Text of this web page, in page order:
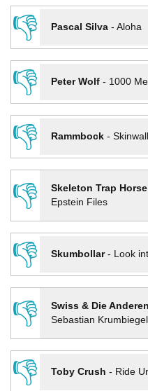
👎
Pascal Silva- Aloha
👎
Peter Wolf- 1000
👎
Rammbock-
👎
Skeleton Trap Horse
Epstein Files
👎
Skumbollar- Look
👎
Swiss & Die Anderen
Sebastian
👎
Toby Crush - Ride